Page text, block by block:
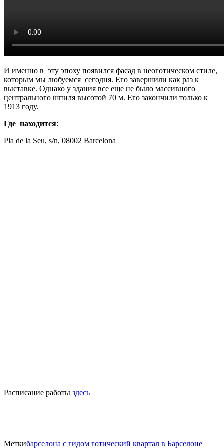
И именно в эту эпоху появился фасад в неоготическом стиле,
которым мы любуемся сегодня. Его завершили как раз к
выставке. Однако у здания все еще не было массивного
центрального шпиля высотой 70 м. Его закончили только к
1913 году.
Где находится:
Pla de la Seu, s/n, 08002 Barcelona
Расписание работы здесь
Меткибарселона с гидом готический квартал в Барселоне